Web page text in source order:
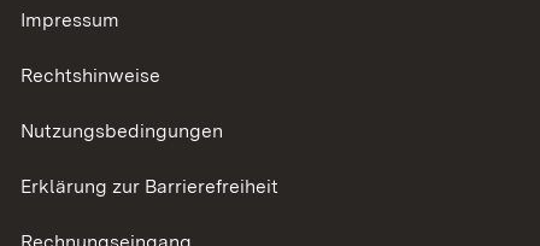
Impressum
Rechtshinweise
Nutzungsbedingungen
Erklärung zur Barrierefreiheit